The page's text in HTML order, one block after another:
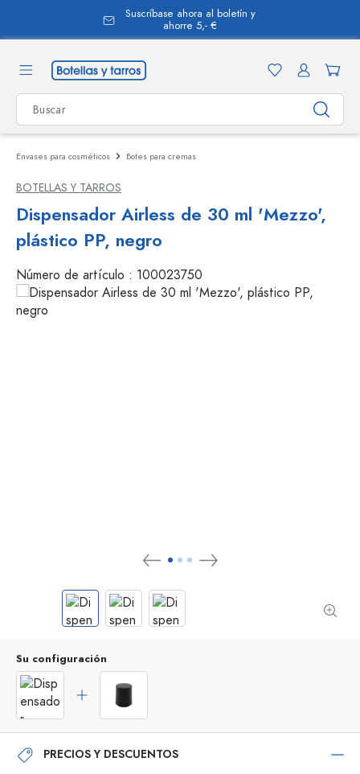
Suscríbase ahora al boletín y
ahorre 5,- €
Envases para cosméticos Botes para cremas
BOTELLAS Y TARROS
Dispensador Airless de 30 ml 'Mezzo',
plástico PP, negro
Número de artículo : 100023750
Su configuración
PRECIOS Y DESCUENTOS